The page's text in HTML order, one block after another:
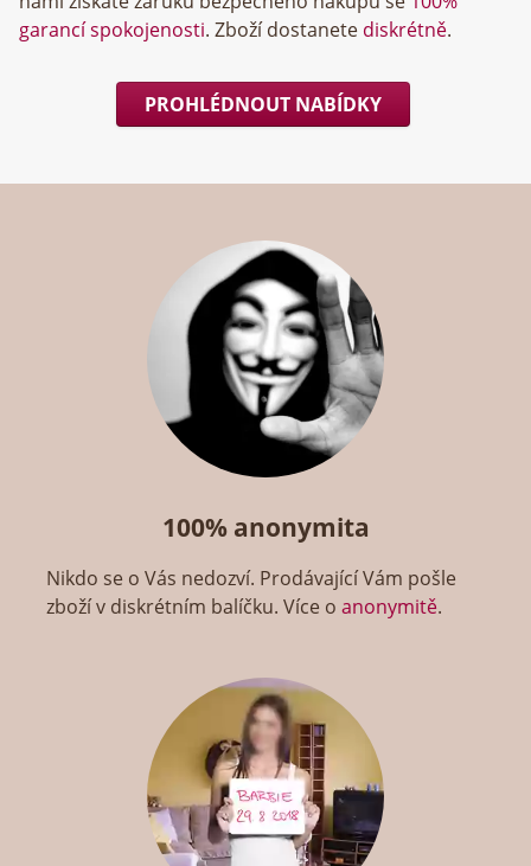
garancí spokojenosti. Zboží dostanete diskrétně.
PROHLÉDNOUT NABÍDKY
100% anonymita
Nikdo se o Vás nedozví. Prodávající Vám pošle
zboží v diskrétním balíčku. Více oanonymitě.